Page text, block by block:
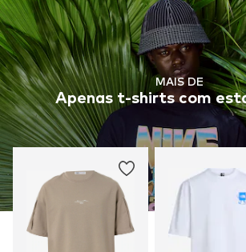
MAIS DE
Apenas t-shirts com